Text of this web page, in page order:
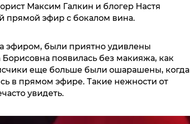
Максим Галкин и блогер Настя
прямой эфир с бокалом вина.
эфиром, были приятно удивлены
появилась без макияжа, как
еще больше были ошарашены, когда
в прямом эфире. Такие нежности от
увидеть.